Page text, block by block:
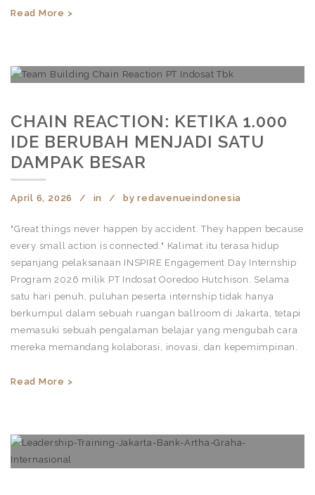
Read More >
CHAIN REACTION: KETIKA 1.000
IDE BERUBAH MENJADI SATU
DAMPAK BESAR
April 6, 2026 in byredavenueindonesia
"Great things never happen by accident. They happen because
every small action is connected." Kalimat itu terasa hidup
sepanjang pelaksanaan INSPIRE Engagement Day Internship
Program 2026 milik PT Indosat Ooredoo Hutchison. Selama
satu hari penuh, puluhan peserta internship tidak hanya
berkumpul dalam sebuah ruangan ballroom di Jakarta, tetapi
memasuki sebuah pengalaman belajar yang mengubah cara
mereka memandang kolaborasi, inovasi, dan kepemimpinan.
Read More >